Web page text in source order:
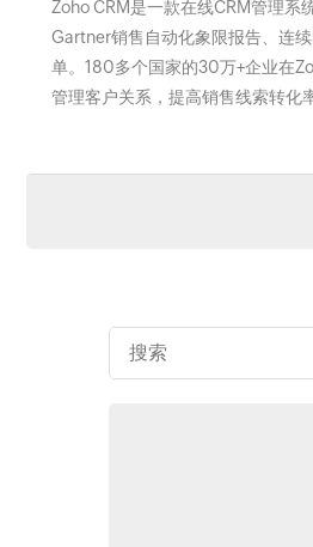
Zoho CRM是一款在线CRM管理系
Gartner销售自动化象限报告、连
单。180多个国家的30万+企业在
管理客户关系，提高销售线索转化